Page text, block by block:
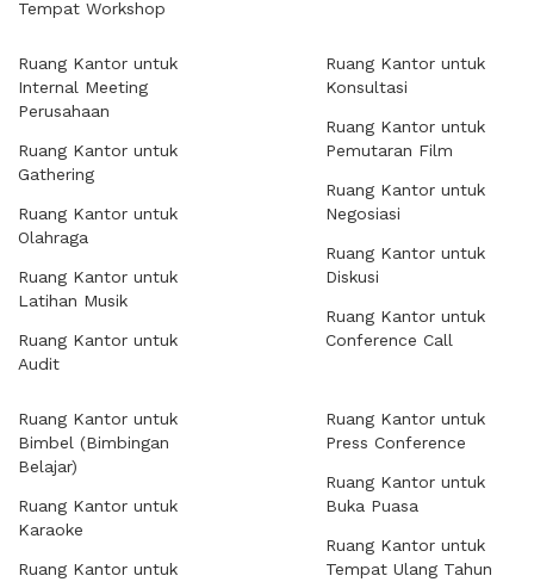
Tempat Workshop
Ruang Kantor untuk
Internal Meeting
Perusahaan
Ruang Kantor untuk
Gathering
Ruang Kantor untuk
Olahraga
Ruang Kantor untuk
Latihan Musik
Ruang Kantor untuk
Audit
Ruang Kantor untuk
Konsultasi
Ruang Kantor untuk
Pemutaran Film
Ruang Kantor untuk
Negosiasi
Ruang Kantor untuk
Diskusi
Ruang Kantor untuk
Conference Call
Ruang Kantor untuk
Bimbel (Bimbingan
Belajar)
Ruang Kantor untuk
Karaoke
Ruang Kantor untuk
Ruang Kantor untuk
Press Conference
Ruang Kantor untuk
Buka Puasa
Ruang Kantor untuk
Tempat Ulang Tahun